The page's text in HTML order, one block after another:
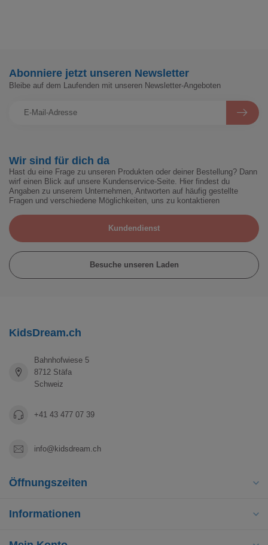
Wir sind für dich da
Hast du eine Frage zu unseren Produkten oder deiner Bestellung? Dann
wirf einen Blick auf unsere Kundenservice-Seite. Hier findest du
Angaben zu unserem Unternehmen, Antworten auf häufig gestellte
Fragen und verschiedene Möglichkeiten, uns zu kontaktieren
Kundendienst
Besuche unseren Laden
Abonniere jetzt unseren Newsletter
Bleibe auf dem Laufenden mit unseren Newsletter-Angeboten
KidsDream.ch
Bahnhofwiese 5
8712 Stäfa
Schweiz
+41 43 477 07 39
info@kidsdream.ch
Öffnungszeiten
Informationen